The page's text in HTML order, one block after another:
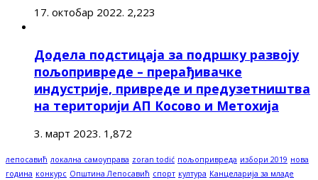
17. октобар 2022. 2,223
Додела подстицаја за подршку развоју
пољопривреде – прерађивачке
индустрије, привреде и предузетништва
на територији АП Косово и Метохија
3. март 2023. 1,872
лепосавић локална самоуправа zoran todić пољопривреда избори 2019 нова
година конкурс Општина Лепосавић спорт култура Канцеларија за младе